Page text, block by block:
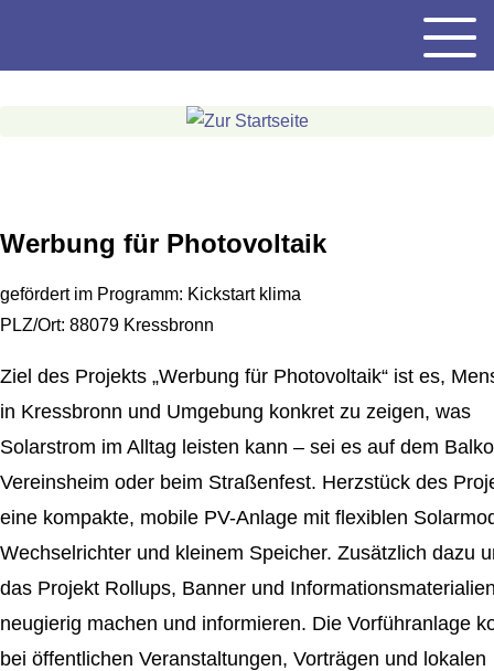
Werbung für Photovoltaik
gefördert im Programm: Kickstart klima
PLZ/Ort: 88079 Kressbronn
Ziel des Projekts „Werbung für Photovoltaik“ ist es,
in Kressbronn und Umgebung konkret zu zeigen, was
Solarstrom im Alltag leisten kann – sei es auf dem
Vereinsheim oder beim Straßenfest. Herzstück des
eine kompakte, mobile PV-Anlage mit flexiblen
Wechselrichter und kleinem Speicher. Zusätzlich dazu
das Projekt Rollups, Banner und
neugierig machen und informieren. Die Vorführanlage
bei öffentlichen Veranstaltungen, Vorträgen und lokalen